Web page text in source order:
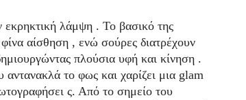
λάμψη . Το βασικό της
αίσθηση , ενώ σούρες διατρέχουν
πλούσια υφή και κίνηση .
το φως και χαρίζει μια glam
ς. Από το σημείο του